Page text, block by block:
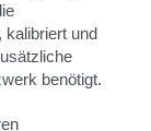
kalibriert und
benötigt.